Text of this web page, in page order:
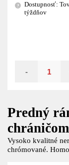
Predný
Vysoko kvalitné
chrómované.
?
Dostupnosť:
týždňov
-